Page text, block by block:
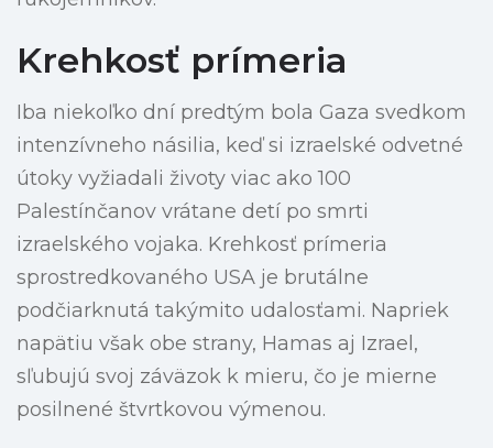
Krehkosť prímeria
Iba niekoľko dní predtým bola Gaza svedkom
intenzívneho násilia, keď si izraelské odvetné
útoky vyžiadali životy viac ako 100
Palestínčanov vrátane detí po smrti
izraelského vojaka. Krehkosť prímeria
sprostredkovaného USA je brutálne
podčiarknutá takýmito udalosťami. Napriek
napätiu však obe strany, Hamas aj Izrael,
sľubujú svoj záväzok k mieru, čo je mierne
posilnené štvrtkovou výmenou.